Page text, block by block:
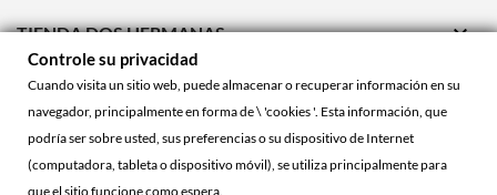
TIENDA DOS HERMANAS 
TIENDA ONLINE 
ACCOUNT
Controle su privacidad
Cuando visita un sitio web, puede almacenar o recuperar información en su
navegador, principalmente en forma de \ 'cookies '. Esta información, que
podría ser sobre usted, sus preferencias o su dispositivo de Internet
(computadora, tableta o dispositivo móvil), se utiliza principalmente para
que el sitio funcione como espera.